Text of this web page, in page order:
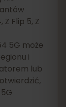
Z Flip 5, Z
5G może
i
lub